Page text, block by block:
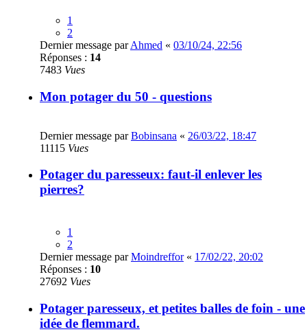
1
2
Dernier message parAhmed « 03/10/24, 22:56
Réponses : 14
7483 Vues
Mon potager du 50 - questions
Dernier message parBobinsana « 26/03/22, 18:47
11115 Vues
Potager du paresseux: faut-il enlever les
pierres?
1
2
Dernier message parMoindreffor« 17/02/22, 20:02
Réponses : 10
27692 Vues
Potager paresseux, et petites balles de foin - une
idée de flemmard.